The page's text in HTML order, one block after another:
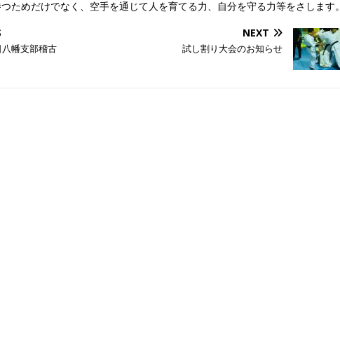
ためだけでなく、空手を通じて人を育てる力、自分を守る力等をさします。
幡支部稽古
NEXT
試し割り大会のお知らせ